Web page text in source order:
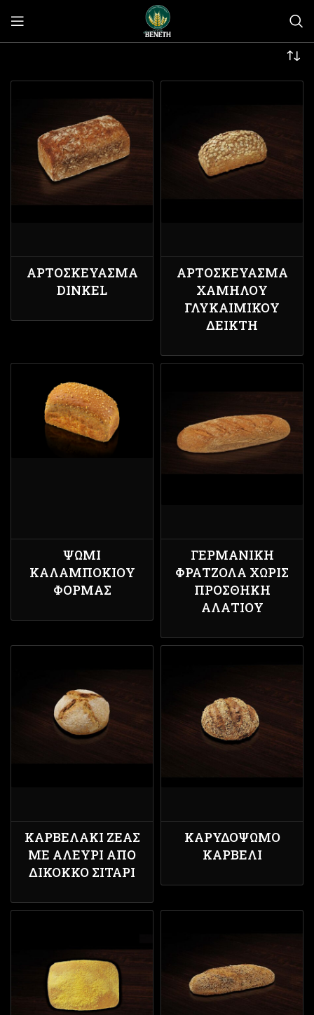
ΑΡΤΟΣΚΕΎΑΣΜΑ
DINKEL
ΑΡΤΟΣΚΕΎΑΣΜΑ
ΧΑΜΗΛΟΎ
ΓΛΥΚΑΙΜΙΚΟΎ
ΔΕΊΚΤΗ
ΨΩΜΙ
ΚΑΛΑΜΠΟΚΙΟΥ
ΦΟΡΜΑΣ
ΓΕΡΜΑΝΙΚΉ
ΦΡΑΤΖΌΛΑ ΧΩΡΊΣ
ΠΡΟΣΘΉΚΗ
ΑΛΑΤΙΟΎ
ΚΑΡΒΕΛΆΚΙ ΖΈΑΣ
ΜΕ ΑΛΕΎΡΙ ΑΠΌ
ΔΊΚΟΚΚΟ ΣΙΤΆΡΙ
ΚΑΡΥΔΌΨΩΜΟ
ΚΑΡΒΈΛΙ